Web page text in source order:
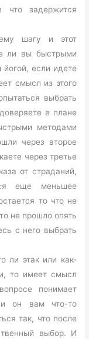
что задержится
шагу и этот
ли вы быстрыми
если идете
смысл из этого
выбрать
в плане
методами
через второе
через третье
от страданий,
еще меньшее
то что не
не прошло опять
с него выбрать
ли этак или как-
то имеет смысл
понимает
он вам что-то
так, что после
выбор. И